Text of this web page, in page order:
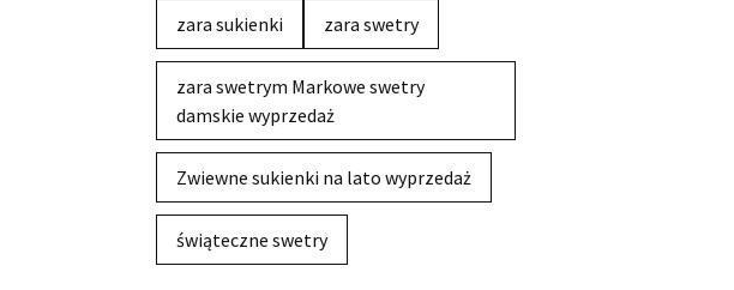
zara sukienki zara swetry
zara swetrym Markowe swetry
damskie wyprzedaż
Zwiewne sukienki na lato wyprzedaż
świąteczne swetry